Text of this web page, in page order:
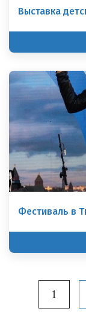
Выставка
Фестиваль в
1